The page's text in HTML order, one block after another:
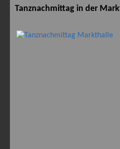
Tanznachmittag in der